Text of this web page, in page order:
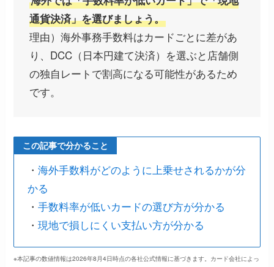
通貨決済」を選びましょう。
理由）海外事務手数料はカードごとに差があ
り、DCC（日本円建て決済）を選ぶと店舗側
の独自レートで割高になる可能性があるため
です。
この記事で分かること
・ 海外手数料がどのように上乗せされるかが分
かる
・ 手数料率が低いカードの選び方が分かる
・ 現地で損しにくい支払い方が分かる
※本記事の数値情報は2026年8月4日時点の各社公式情報に基づきます。カード会社によっ